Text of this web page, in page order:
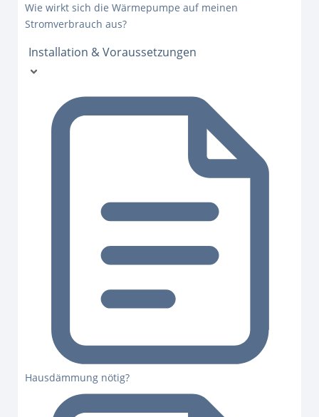
Wie wirkt sich die Wärmepumpe auf meinen
Stromverbrauch aus?
Installation & Voraussetzungen
Hausdämmung nötig?